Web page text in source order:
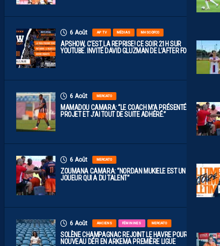
6 Août AP TV MÉDIAS MHSC-DFCO
APSHOW, C’EST LA REPRISE! CE SOIR 21H SUR
YOUTUBE. INVITÉ DAVID GLUZMAN DE L’AFTER FOOT.
6 Août MERCATO
MAMADOU CAMARA: “LE COACH M’A PRÉSENTÉ LE
PROJET ET J’AI TOUT DE SUITE ADHÉRÉ.”
6 Août MERCATO
ZOUMANA CAMARA: “NORDAN MUKIELE EST UN
JOUEUR QUI A DU TALENT”
6 Août ANCIENS FÉMININES MERCATO
SOLÈNE CHAMPAGNAC REJOINT LE HAVRE POUR UN
NOUVEAU DÉFI EN ARKEMA PREMIÈRE LIGUE